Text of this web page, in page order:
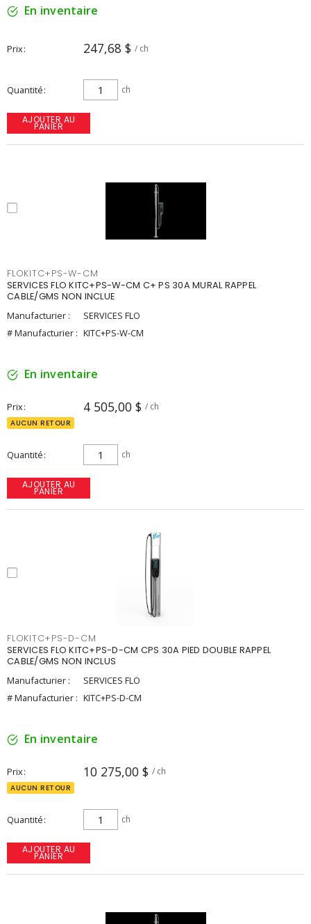
En inventaire
Prix 247,68 $ / ch
Quantité ch
AJOUTER AU
PANIER
FLOKITC+PS-W-CM
SERVICES FLO KITC+PS-W-CM C+ PS 30A MURAL RAPPEL
CABLE/GMS NON INCLUE
Manufacturier :
SERVICES FLO
# Manufacturier : KITC+PS-W-CM
En inventaire
Prix 4 505,00 $ / ch
AUCUN RETOUR
Quantité ch
AJOUTER AU
PANIER
FLOKITC+PS-D-CM
SERVICES FLO KITC+PS-D-CM CPS 30A PIED DOUBLE RAPPEL
CABLE/GMS NON INCLUS
Manufacturier :
SERVICES FLO
# Manufacturier : KITC+PS-D-CM
En inventaire
Prix 10 275,00 $ / ch
AUCUN RETOUR
Quantité ch
AJOUTER AU
PANIER